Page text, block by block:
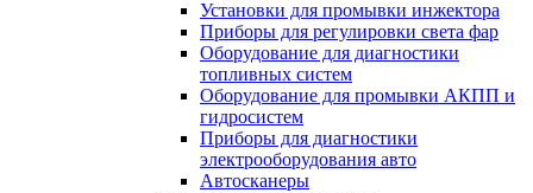
Установки для промывки инжектора
Приборы для регулировки света фар
Оборудование для диагностики
топливных систем
Оборудование для промывки АКПП и
гидросистем
Приборы для диагностики
электрооборудования авто
Автосканеры